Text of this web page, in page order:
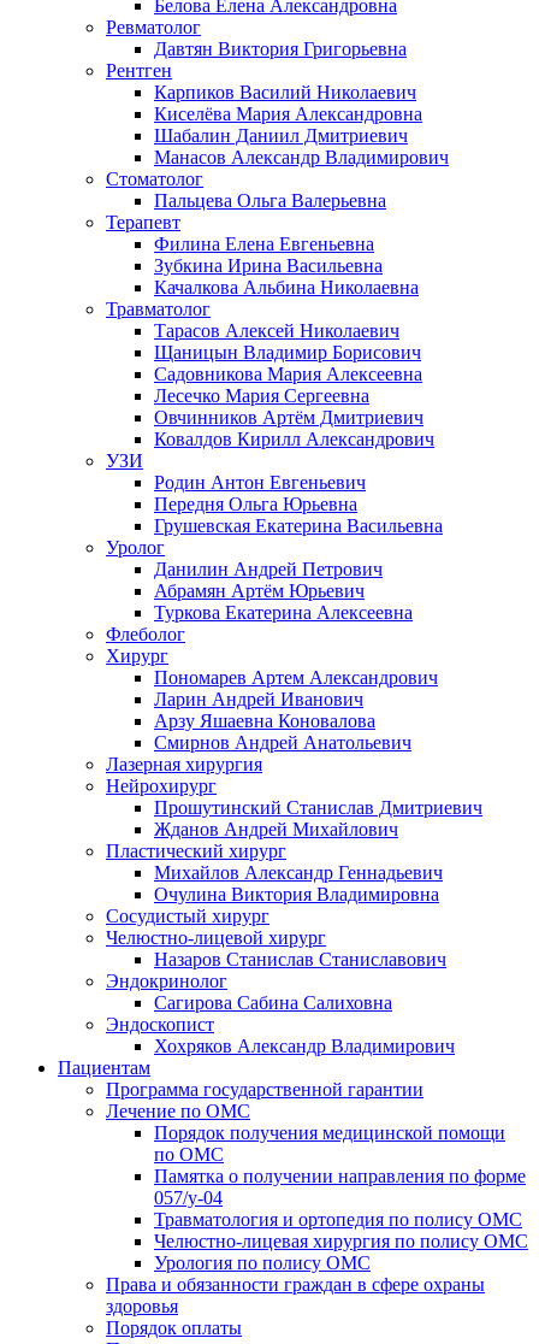
Белова Елена Александровна
Ревматолог
Давтян Виктория Григорьевна
Рентген
Карпиков Василий Николаевич
Киселёва Мария Александровна
Шабалин Даниил Дмитриевич
Манасов Александр Владимирович
Стоматолог
Пальцева Ольга Валерьевна
Терапевт
Филина Елена Евгеньевна
Зубкина Ирина Васильевна
Качалкова Альбина Николаевна
Травматолог
Тарасов Алексей Николаевич
Щаницын Владимир Борисович
Садовникова Мария Алексеевна
Лесечко Мария Сергеевна
Овчинников Артём Дмитриевич
Ковалдов Кирилл Александрович
УЗИ
Родин Антон Евгеньевич
Передня Ольга Юрьевна
Грушевская Екатерина Васильевна
Уролог
Данилин Андрей Петрович
Абрамян Артём Юрьевич
Туркова Екатерина Алексеевна
Флеболог
Хирург
Пономарев Артем Александрович
Ларин Андрей Иванович
Арзу Яшаевна Коновалова
Смирнов Андрей Анатольевич
Лазерная хирургия
Нейрохирург
Прошутинский Станислав Дмитриевич
Жданов Андрей Михайлович
Пластический хирург
Михайлов Александр Геннадьевич
Очулина Виктория Владимировна
Сосудистый хирург
Челюстно-лицевой хирург
Назаров Станислав Станиславович
Эндокринолог
Сагирова Сабина Салиховна
Эндоскопист
Хохряков Александр Владимирович
Пациентам
Программа государственной гарантии
Лечение по ОМС
Порядок получения медицинской помощи
по ОМС
Памятка о получении направления по форме
057/у-04
Травматология и ортопедия по полису ОМС
Челюстно-лицевая хирургия по полису ОМС
Урология по полису ОМС
Права и обязанности граждан в сфере охраны
здоровья
Порядок оплаты